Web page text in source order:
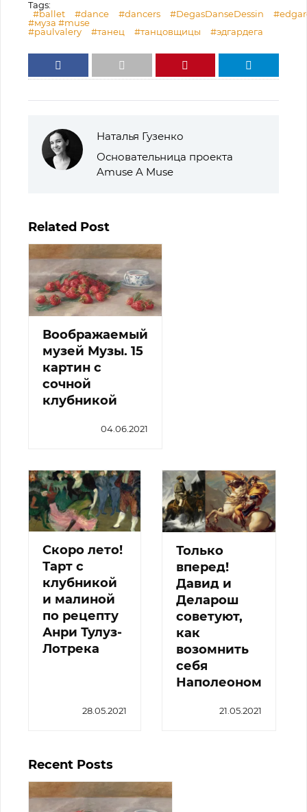
Tags:
#ballet
#dance #dancers #DegasDanseDessin
#муза #muse
#paulvalery
#танец #танцовщицы #эдгардега
Наталья Гузенко
Основательница проекта
Amuse A Muse
Related Post
Воображаемый
музей Музы. 15
картин с
сочной
клубникой
04.06.2021
Скоро лето!
Тарт с
клубникой
и малиной
по рецепту
Анри Тулуз-
Лотрека
28.05.2021
Только
вперед!
Давид и
Деларош
советуют,
как
возомнить
себя
Наполеоном
21.05.2021
Recent Posts